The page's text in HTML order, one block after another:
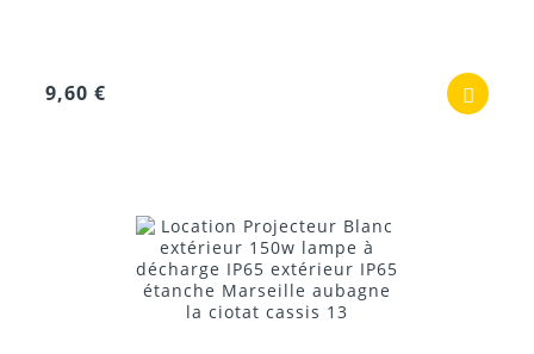
9,60 €